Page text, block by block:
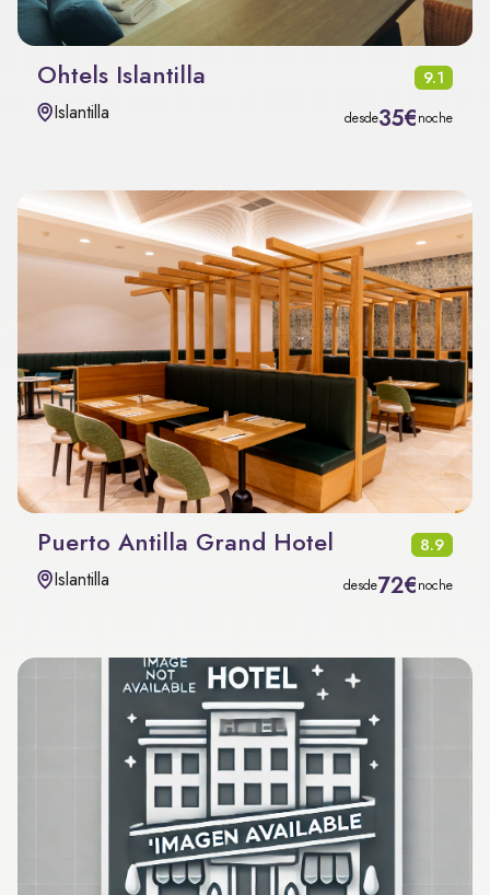
Ohtels Islantilla 9.1
Islantilla desde35€noche
Puerto Antilla Grand Hotel 8.9
Islantilla desde72€noche